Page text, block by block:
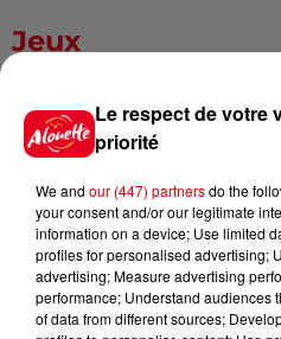
Jeux
Gagnez
festival
Le Duel -
pour l'un
régions !
Le respect de votre
priorité
We and our (447) partnersdo the
your consent and/or our legitimate
information on a device; Use limited
profiles for personalised advertising;
advertising; Measure advertising
performance; Understand audiences
of data from different sources;